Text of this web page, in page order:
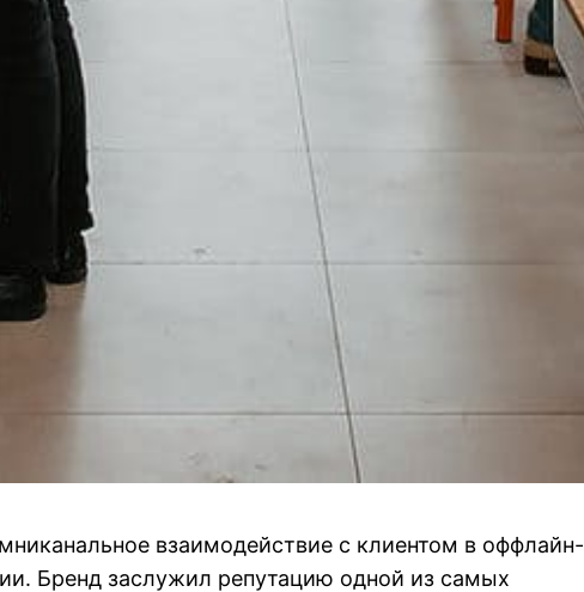
взаимодействие с клиентом в оффлайн-
Бренд заслужил репутацию одной из самых